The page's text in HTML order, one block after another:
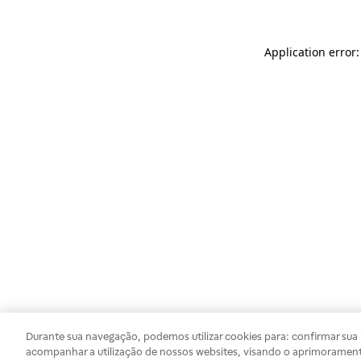
Application
Durante sua navegação, podemos utilizar cookies para: confirmar
acompanhar a utilização de nossos websites, visando o